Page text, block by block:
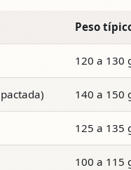
Peso
120 a 130
140 a 150
125 a 135
100 a 115